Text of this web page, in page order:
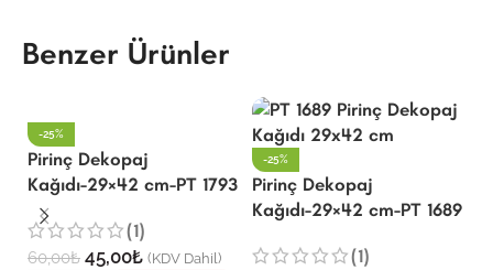
Benzer Ürünler
-25%
Pirinç Dekopaj
Kağıdı-29×42 cm-PT 1793
(1)
60,00₺ 45,00₺ (KDV Dahil)
-25%
Pirinç Dekopaj
Kağıdı-29×42 cm-PT 1689
(1)